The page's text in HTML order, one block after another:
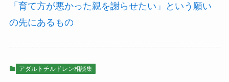
「育て方が悪かった親を謝らせたい」という願い
の先にあるもの
アダルトチルドレン相談集